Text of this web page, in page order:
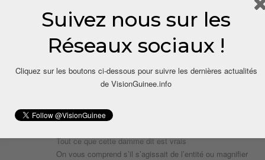
Répondre
A la toi Sory fais attention a toi cellou n’est pas ton égal il
est supérieur a toi a tes parents n’insulte pàs
que vous avez besoin d’être formé a l’image de votre
Tout ce que cette damme dit est vrais
On vous comprend s’il s’agissait de l’entité ou magnifier
Suivez nous sur les
Réseaux sociaux !
Cliquez sur les boutons ci-dessous pour suivre les dernières actualités
de VisionGuinee.info